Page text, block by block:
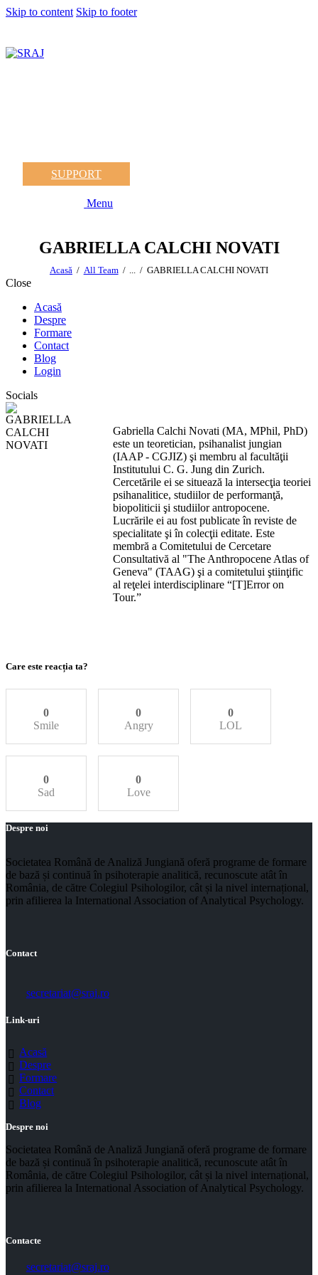
Skip to content Skip to footer
SUPPORT
Menu
GABRIELLA CALCHI NOVATI
Acasă All Team ... GABRIELLA CALCHI NOVATI
Close
Acasă
Despre
Formare
Contact
Blog
Login
Socials
Gabriella Calchi Novati (MA, MPhil, PhD)
este un teoretician, psihanalist jungian
(IAAP - CGJIZ) şi membru al facultăţii
Institutului C. G. Jung din Zurich.
Cercetările ei se situează la intersecţia teoriei
psihanalitice, studiilor de performanţă,
biopoliticii şi studiilor antropocene.
Lucrările ei au fost publicate în reviste de
specialitate şi în colecţii editate. Este
membră a Comitetului de Cercetare
Consultativă al "The Anthropocene Atlas of
Geneva" (TAAG) şi a comitetului ştiinţific
al reţelei interdisciplinare “[T]Error on
Tour.”
Care este reacția ta?
0
Smile
0
Angry
0
LOL
0
Sad
0
Love
Despre noi
Societatea Română de Analiză Jungiană oferă programe de formare
de bază și continuă în psihoterapie analitică, recunoscute atât în
România, de către Colegiul Psihologilor, cât și la nivel internațional,
prin afilierea la International Association of Analytical Psychology.
Contact
secretariat@sraj.ro
Link-uri
Acasă
Despre
Formare
Contact
Blog
Despre noi
Societatea Română de Analiză Jungiană oferă programe de formare
de bază și continuă în psihoterapie analitică, recunoscute atât în
România, de către Colegiul Psihologilor, cât și la nivel internațional,
prin afilierea la International Association of Analytical Psychology.
Contacte
secretariat@sraj.ro